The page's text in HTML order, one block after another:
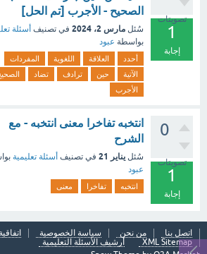
تصويتات
1
إجابة
الصحيح - الأجرب [تم الحل]
سُئل مارس 2، 2024 في تصنيف أسئلة
بواسطة عبود
أحدد العلاقة اللغوية
المفردات
الآتية
حين ترادف تضاد
الأجرب
0
تصويتات
1
إجابة
انتخبه تفاخرا معنى انتخبه - مع
الشرح
سُئل يناير 21 في تصنيف أسئلة تعليمية
عبود
انتخبه تفاخرا معنى
اتصل بنا من نحن سياسة الخصوصية
XML Sitemap
أرشيف الأسئلة التعليمية